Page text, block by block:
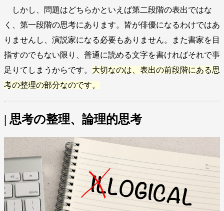
しかし、問題はどちらかといえば第二段階の表出ではな
く、第一段階の思考にあります。皆が俳優になるわけではあ
りませんし、演説家になる必要もありません。また書家を目
指すのでもない限り、普通に読める文字を書ければそれで事
足りてしまうからです。 大切なのは、表出の前段階にある思
考の整理の部分なのです。
| 思考の整理、論理的思考